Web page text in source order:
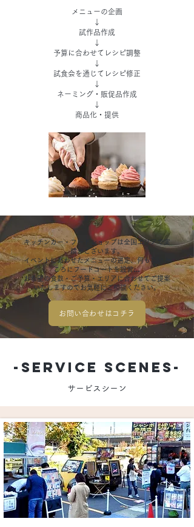
メニューの企画
↓
試作品作成
↓
予算に合わせてレシピ調整
↓
試食会を通じてレシピ修正
↓
ネーミング・販促品作成
↓
商品化・提供
キッチンカー・フードショップは全国エリアで実
績がございます。
イベントにあわせたメニューの選定、何もないと
ころにフードコートを設営…
お希望の食数・ご予算・エリアに合わせてご提案
いたしますのでお気軽にご相談ください。
お問い合わせはコチラ
-Service Scenes-
​サービスシーン